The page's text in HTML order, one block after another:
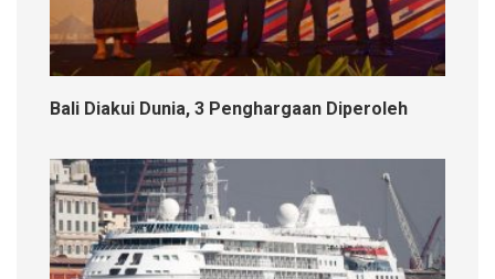
Bali Diakui Dunia, 3 Penghargaan Diperoleh